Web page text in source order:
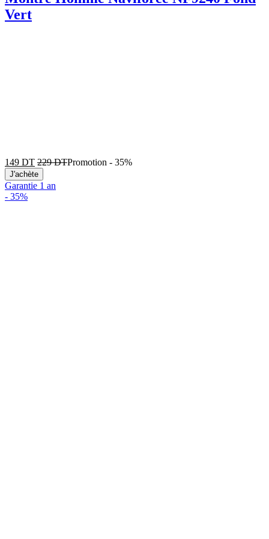
Vert
149 DT 229DTPromotion - 35%
J'achète
Garantie 1 an
- 35%